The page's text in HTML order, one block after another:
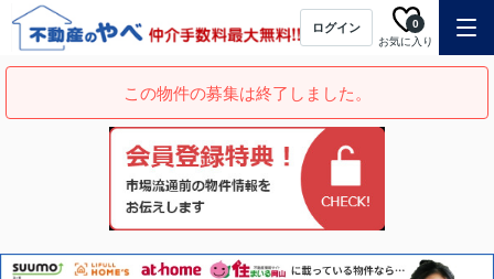
ログイン
お気に入り
0
この物件の募集は終了しました。